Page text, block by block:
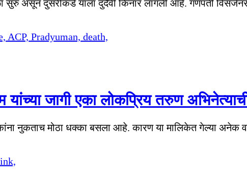
सुरु असून दुसरीकडे याला दुर्दैवी किनार लागली आहे. गणपती
यांच्या जागी एका लोकप्रिय तरुण
नुकताच मोठा धक्का बसला आहे. कारण या मालिकेत गेल्या अनेक